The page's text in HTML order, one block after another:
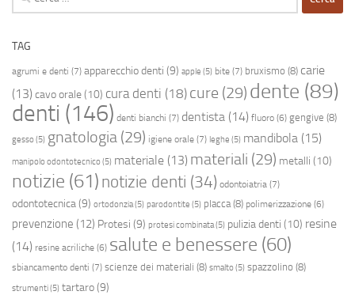
per:
TAG
agrumi e denti (7) apparecchio denti (9) apple (5) bite (7) bruxismo (8) carie
(13) cavo orale(10) cura denti (18) cure (29) dente (89)
denti (146) denti bianchi (7) dentista (14) fluoro (6) gengive (8)
gesso(5) gnatologia (29) igiene orale (7) leghe (5) mandibola (15)
manipolo odontotecnico(5) materiale (13) materiali (29) metalli (10)
notizie (61) notizie denti (34) odontoiatria (7)
odontotecnica (9) ortodonzia(5) parodontite (5) placca(8) polimerizzazione (6)
prevenzione (12) Protesi (9) protesi combinata(5) pulizia denti (10) resine
(14) resine acriliche (6) salute e benessere (60)
sbiancamento denti (7) scienze dei materiali (8) smalto(5) spazzolino (8)
strumenti(5) tartaro(9)